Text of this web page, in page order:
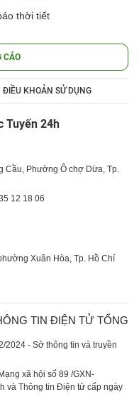
thời tiết
CÁO
ĐIỀU KHOẢN SỬ DỤNG
Tuyến 24h
Cầu, Phường Ô chợ Dừa, Tp.
12 18 06
Xuân Hòa, Tp. Hồ Chí
TIN ĐIỆN TỬ TỔNG
2024 - Sở thông tin và truyền
xã hội số 89 /GXN-
và Thông tin Điện tử cấp ngày